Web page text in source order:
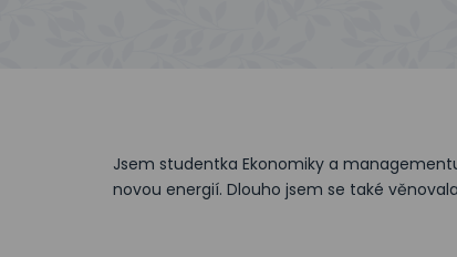
Jsem studentka Ekonomiky a
novou energií. Dlouho jsem se také